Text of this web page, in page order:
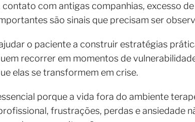
com antigas companhias, excesso
são sinais que precisam ser
o paciente a construir estratégias
recorrer em momentos de
elas se transformem em crise.
porque a vida fora do ambiente
frustrações, perdas e ansiedade